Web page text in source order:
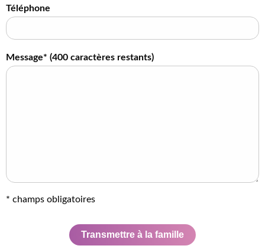
Téléphone
Message* (400 caractères restants)
* champs obligatoires
Transmettre à la famille